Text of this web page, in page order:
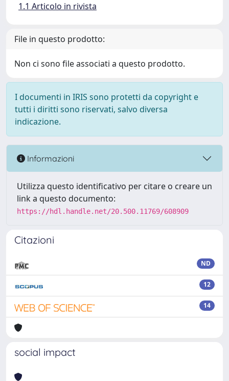
1.1 Articolo in rivista
File in questo prodotto:
Non ci sono file associati a questo prodotto.
I documenti in IRIS sono protetti da copyright e
tutti i diritti sono riservati, salvo diversa
indicazione.
Informazioni
Utilizza questo identificativo per citare o creare un
link a questo documento:
https://hdl.handle.net/20.500.11769/608909
Citazioni
ND
12
14
social impact